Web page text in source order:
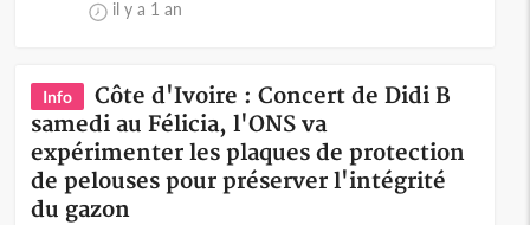
il y a 1 an
Info
Côte d'Ivoire : Concert de Didi B
samedi au Félicia, l'ONS va
expérimenter les plaques de protection
de pelouses pour préserver l'intégrité
du gazon